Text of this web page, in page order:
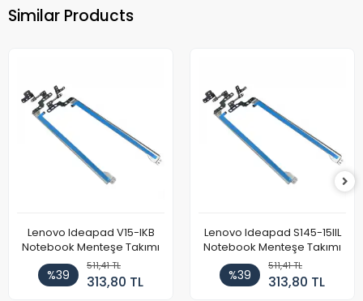
Similar Products
Lenovo Ideapad V15-IKB
Notebook Menteşe Takımı
%39
511,41 TL
313,80 TL
Lenovo Ideapad S145-15IIL
Notebook Menteşe Takımı
%39
511,41 TL
313,80 TL